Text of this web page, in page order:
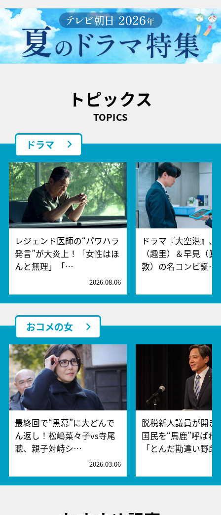
トピックス
TOPICS
ドラマ
レジェンド医師の“パワハラ
発言”が大炎上！「女性はほ
んと無理」「…
2026.08.06
ドラマ『大空港』、
（趣里）＆早見（眞
敦）の名コンビ誕…
おコメの女
最終回で“黒幕”に大どんで
ん返し！松嶋菜々子vs寺尾
聰、親子対峙シ…
2026.03.06
脱税新人議員が開
国民を“馬鹿”呼ばわ
「とんだ勘違い野